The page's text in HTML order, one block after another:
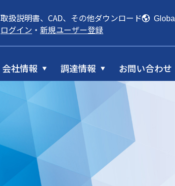
取扱説明書、CAD、その他ダウンロード
ログイン ・ 新規ユーザー登録
Global
会社情報 調達情報 お問い合わせ